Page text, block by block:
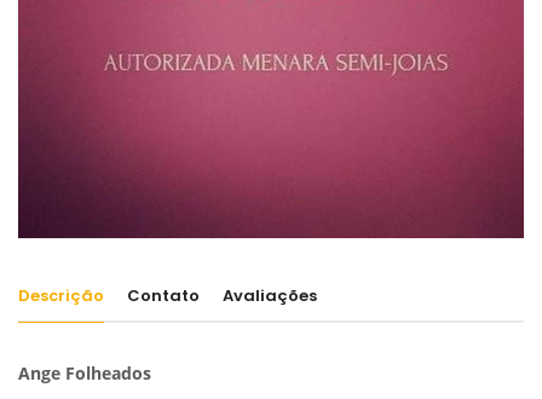
Descrição Contato Avaliações
Ange Folheados